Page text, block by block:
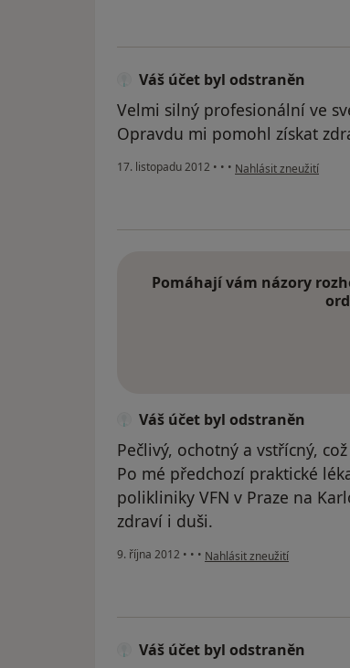
Váš účet byl odstraněn
Velmi silný profesionální ve
Opravdu mi pomohl získat
17. listopadu 2012 • • • podle názoru uživatele
Nahlásit zneužití
Pomáhají vám názory
Váš účet byl odstraněn
Pečlivý, ochotný a vstřícný,
Po mé předchozí praktické
polikliniky VFN v Praze na
zdraví i duši.
9. října 2012 • • • podle názoru uživatele Váš
Nahlásit zneužití
Váš účet byl odstraněn